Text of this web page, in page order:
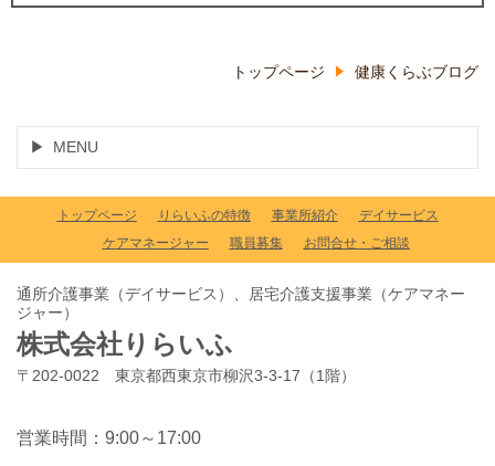
トップページ 健康くらぶブログ
MENU
トップページ りらいふの特徴 事業所紹介
デイサービス
ケアマネージャー
職員募集 お問合せ・ご相談
通所介護事業（デイサービス）、居宅介護支援事業（ケアマネー
ジャー）
株式会社りらいふ
〒202-0022 東京都西東京市柳沢3-3-17（1階）
営業時間：9:00～17:00